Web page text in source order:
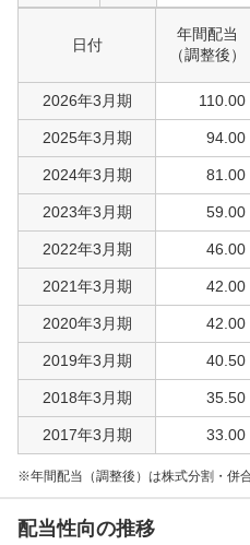
日付
年間配当
（調整後）
2026年3月期 110.00
2025年3月期 94.00
2024年3月期 81.00
2023年3月期 59.00
2022年3月期 46.00
2021年3月期 42.00
2020年3月期 42.00
2019年3月期 40.50
2018年3月期 35.50
2017年3月期 33.00
年間配当（調整後）は株式分割・併
配当性向の推移